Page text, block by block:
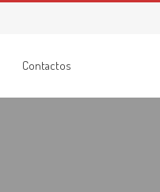
Contactos